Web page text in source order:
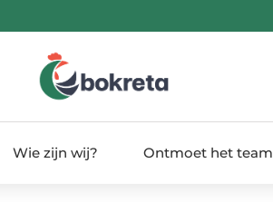
Wie zijn wij? Ontmoet het team